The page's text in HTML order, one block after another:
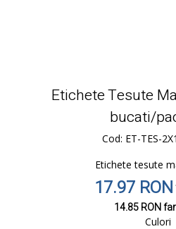
Etichete Tesute
bucati/
Cod: ET-TES-
Etichete tesute
17.97 RON
14.85 RON
Culori